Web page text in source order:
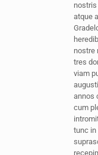
atque
nostre
tres
viam
annos
cum
tunc in